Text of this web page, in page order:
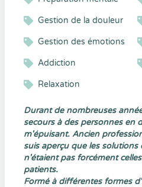
Gestion de la douleur
Gestion des émotions
Addiction
Relaxation
Durant de nombreuses
secours à des personnes en
m'épuisant. Ancien
suis aperçu que les solutions
n'étaient pas forcément
patients.
Formé à différentes formes